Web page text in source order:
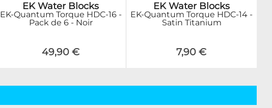
EK Water Blocks
EK-Quantum Torque HDC-16 -
Pack de 6 - Noir
49,90 €
EK Water Blocks
EK-Quantum Torque HDC-14 -
Satin Titanium
7,90 €